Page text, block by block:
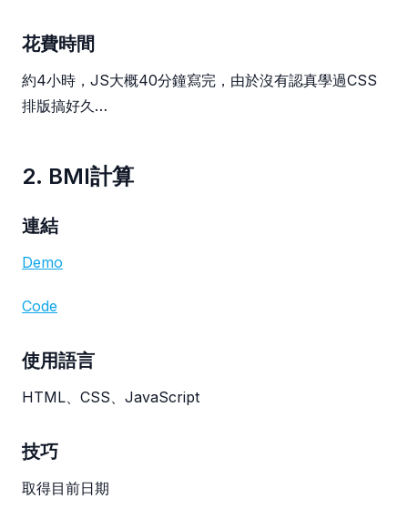
花費時間
約4小時，JS大概40分鐘寫完，由於沒有認真學過CSS
排版搞好久…
2. BMI計算
連結
Demo
Code
使用語言
HTML、CSS、JavaScript
技巧
取得目前日期